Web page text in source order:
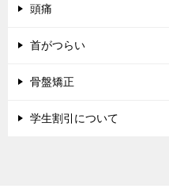
頭痛
首がつらい
骨盤矯正
学生割引について